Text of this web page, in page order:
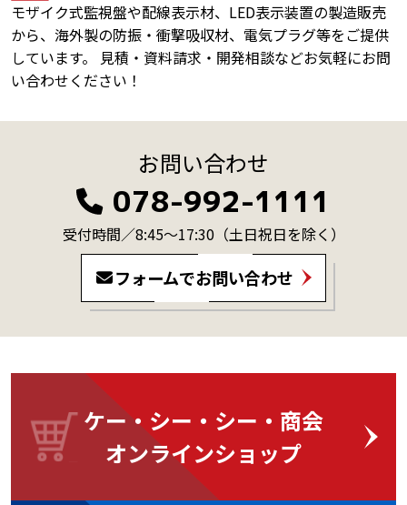
モザイク式監視盤や配線表示材、LED表示装置の製造販売
から、海外製の防振・衝撃吸収材、電気プラグ等をご提供
しています。 見積・資料請求・開発相談などお気軽にお問
い合わせください！
お問い合わせ
078-992-1111
受付時間／8:45～17:30（土日祝日を除く）
フォームでお問い合わせ
ケー・シー・シー・商会
オンラインショップ